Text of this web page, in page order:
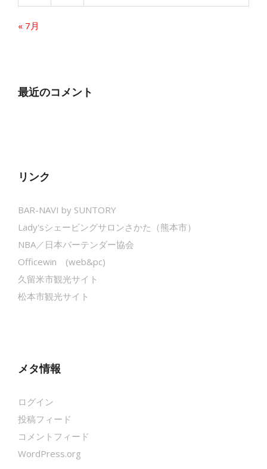
« 7月
最近のコメント
リンク
BAR-NAVI by SUNTORY
Lady'sシェービングサロンさかた（熊本市）
NBA／日本バーテンダー協会
Officewin (web&pc)
久留米市観光サイト
松本市観光サイト
メタ情報
ログイン
投稿フィード
コメントフィード
WordPress.org